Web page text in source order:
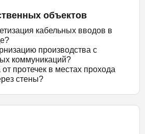
объектов
кабельных вводов в
производства с
коммуникаций?
протечек в местах прохода
стены?